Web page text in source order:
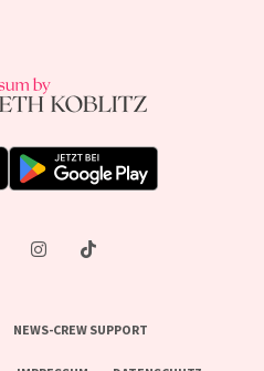
NEWS-CREW SUPPORT